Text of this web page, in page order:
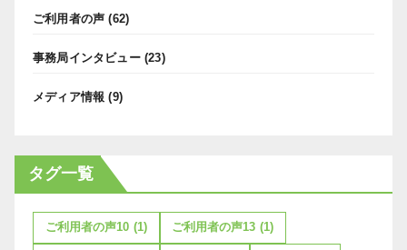
ご利用者の声 (62)
事務局インタビュー(23)
メディア情報 (9)
タグ一覧
ご利用者の声10 (1) ご利用者の声13 (1)